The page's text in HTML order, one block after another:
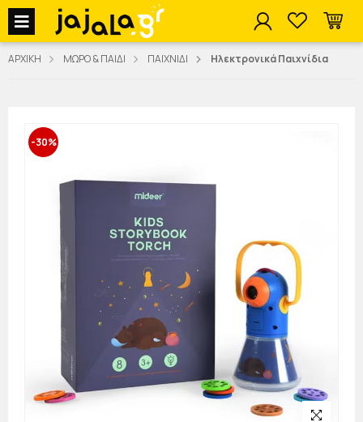
jajala Menu
ΑΡΧΙΚΗ ΜΩΡΟ & ΠΑΙΔΙ ΠΑΙΧΝΙΔΙ Ηλεκτρονικά Παιχνίδια
-30%